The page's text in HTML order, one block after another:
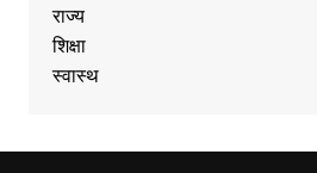
राज्य
शिक्षा
स्वास्थ